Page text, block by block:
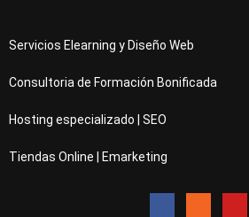
Servicios Elearning y Diseño Web
Consultoria de Formación Bonificada
Hosting especializado | SEO
Tiendas Online | Emarketing